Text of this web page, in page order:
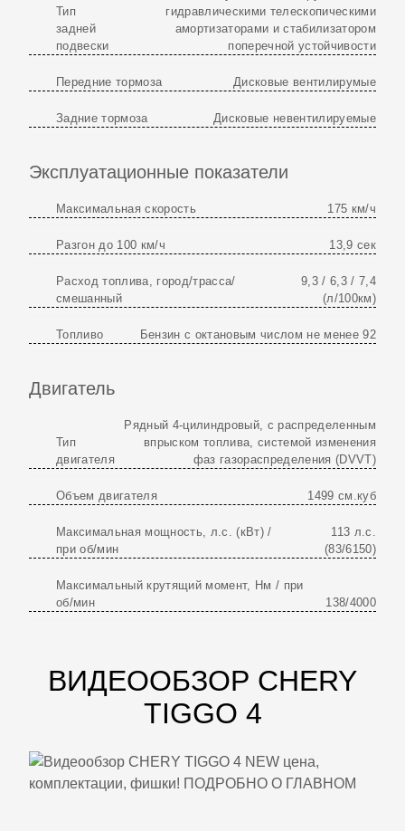
Тип
задней
подвески
гидравлическими телескопическими
амортизаторами и стабилизатором
поперечной устойчивости
Передние тормоза Дисковые вентилирумые
Задние тормоза Дисковые невентилируемые
Эксплуатационные показатели
Максимальная скорость 175 км/ч
Разгон до 100 км/ч 13,9 сек
Расход топлива, город/трасса/
смешанный
9,3 / 6,3 / 7,4
(л/100км)
Топливо Бензин с октановым числом не менее 92
Двигатель
Тип
двигателя
Рядный 4-цилиндровый, с распределенным
впрыском топлива, системой изменения
фаз газораспределения (DVVT)
Объем двигателя 1499 см.куб
Максимальная мощность, л.с. (кВт) /
при об/мин
113 л.с.
(83/6150)
Максимальный крутящий момент, Нм / при
об/мин
138/4000
ВИДЕООБЗОР CHERY
TIGGO 4